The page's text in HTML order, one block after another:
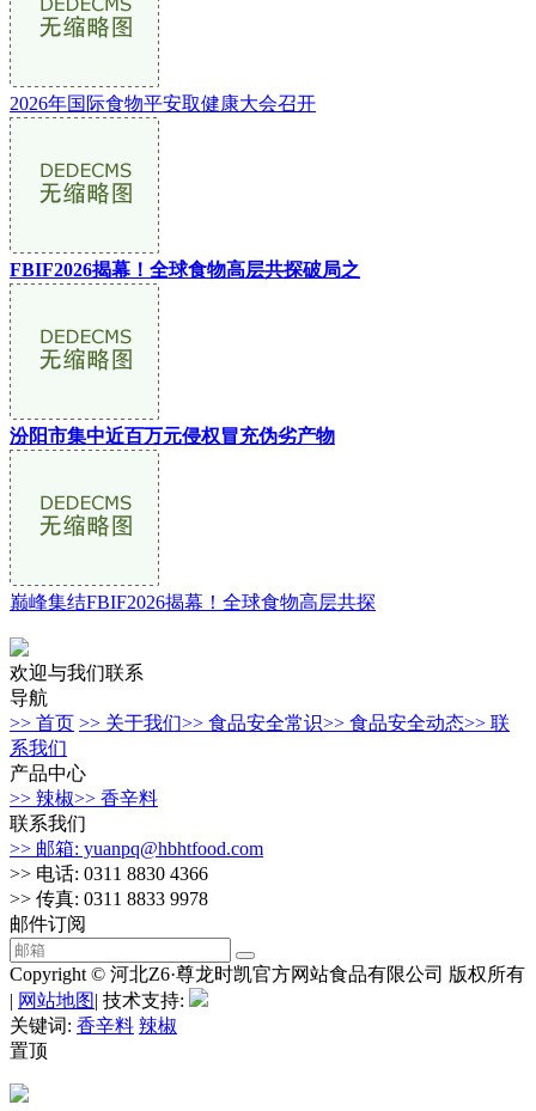
2026年国际食物平安取健康大会召开
FBIF2026揭幕！全球食物高层共探破局之
汾阳市集中近百万元侵权冒充伪劣产物
巅峰集结FBIF2026揭幕！全球食物高层共探
欢迎与我们联系
导航
>> 首页 >> 关于我们>> 食品安全常识>> 食品安全动态>> 联
系我们
产品中心
>> 辣椒>> 香辛料
联系我们
>> 邮箱: yuanpq@hbhtfood.com
>> 电话: 0311 8830 4366
>> 传真: 0311 8833 9978
邮件订阅
Copyright © 河北Z6·尊龙时凯官方网站食品有限公司 版权所有
| 网站地图| 技术支持:
关键词: 香辛料 辣椒
置顶